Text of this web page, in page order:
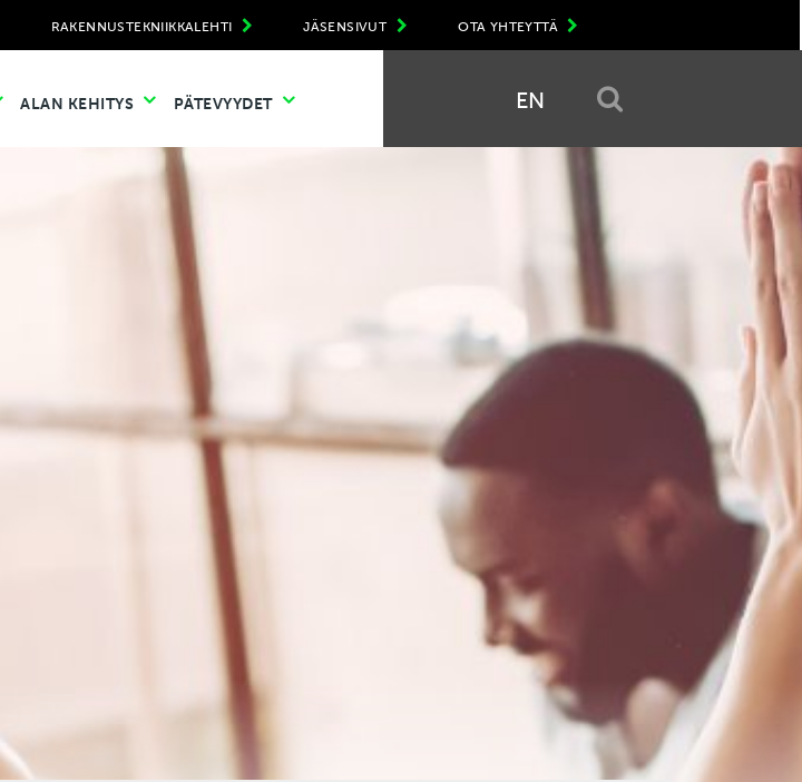
OTA YHTEYTTÄ
JÄSENSIVUT
RAKENNUSTEKNIIKKALEHTI
ALAN KEHITYS PÄTEVYYDET EN